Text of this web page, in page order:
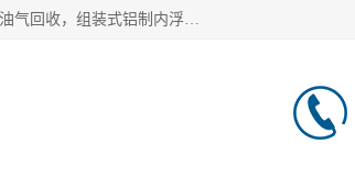
连云港爱德石化机械有限公司主要产品有：鹤管、旋转接头、密封圈、输油臂、储运定量装车系统及油气回收，组装式铝制内浮盘及油罐附件、钢结构栈桥/平台、活动梯、紧急脱离拉断阀等。完备的制造和检测手段以及高素质的员工确保了产品的质量。